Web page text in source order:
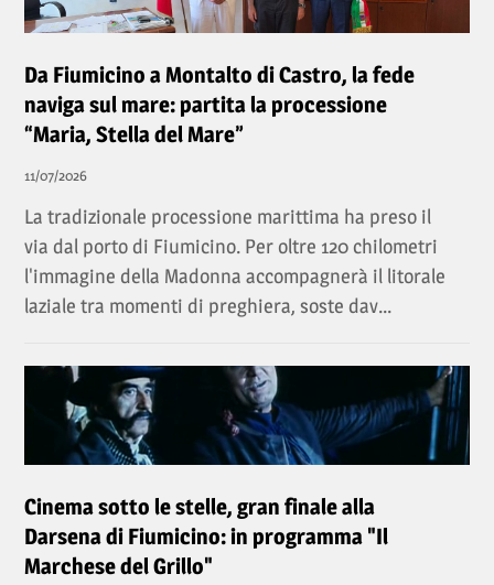
Da Fiumicino a Montalto di Castro, la fede
naviga sul mare: partita la processione
“Maria, Stella del Mare”
11/07/2026
La tradizionale processione marittima ha preso il
via dal porto di Fiumicino. Per oltre 120 chilometri
l'immagine della Madonna accompagnerà il litorale
laziale tra momenti di preghiera, soste dav...
Cinema sotto le stelle, gran finale alla
Darsena di Fiumicino: in programma "Il
Marchese del Grillo"